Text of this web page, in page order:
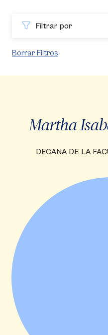
Filtrar por
Borrar Filtros
Martha
DECANA DE LA